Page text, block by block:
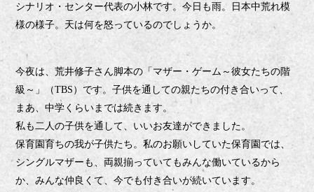
シナリオ・センター代表の小林です。今日も雨。日本中荒れ模
様の様子。天は何を怒っているのでしょうか。
今夜は、荒井修子さん脚本の「マザー・ゲーム～彼女たちの階
級～」（TBS ）です。子供を通しての親たちの付き合いって、
まあ、中学くらいまでは続きます。
私も二人の子供を通して、いいお友達ができました。
保育園育ちの我が子供たち。私のお願いしていた保育園では、
シングルマザーも、両親揃っていてもみんな働いているから
か、みんな仲良くて、今でも付き合いが続いています。